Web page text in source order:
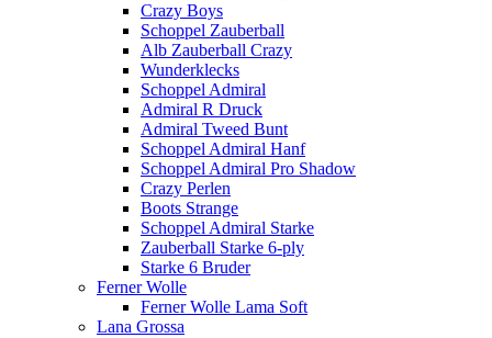
Crazy Boys
Schoppel Zauberball
Alb Zauberball Crazy
Wunderklecks
Schoppel Admiral
Admiral R Druck
Admiral Tweed Bunt
Schoppel Admiral Hanf
Schoppel Admiral Pro Shadow
Crazy Perlen
Boots Strange
Schoppel Admiral Starke
Zauberball Starke 6-ply
Starke 6 Bruder
Ferner Wolle
Ferner Wolle Lama Soft
Lana Grossa